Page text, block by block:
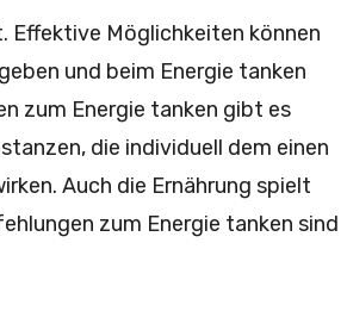
Effektive Möglichkeiten können
und beim Energie tanken
zum Energie tanken gibt es
die individuell dem einen
Auch die Ernährung spielt
zum Energie tanken sind